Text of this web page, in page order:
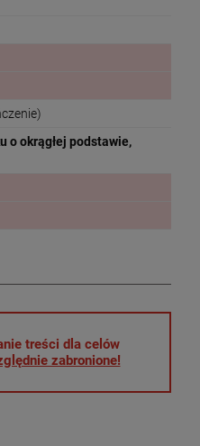
o okrągłej podstawie,
treści dla celów
zabronione!